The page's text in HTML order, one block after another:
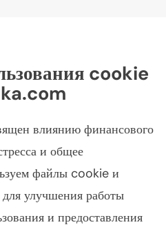
cookie
влиянию финансового
и общее
файлы cookie и
улучшения работы
и предоставления